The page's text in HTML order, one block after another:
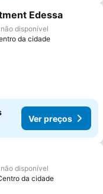
aos favoritos
Edessa
disponível
da cidade
Ver preços
aos favoritos
disponível
da cidade